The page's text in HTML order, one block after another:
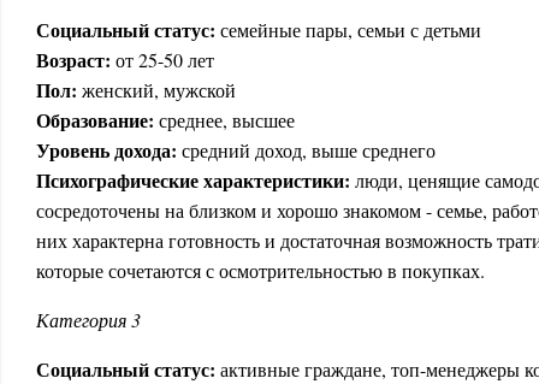
Социальный статус: семейные пары, семьи с детьми
Возраст: от 25-50 лет
Пол: женский, мужской
Образование: среднее, высшее
Уровень дохода: средний доход, выше среднего
Психографические характеристики: люди, ценящие
сосредоточены на близком и хорошо знакомом - семье,
них характерна готовность и достаточная возможность
которые сочетаются с осмотрительностью в покупках.
Категория 3
Социальный статус: активные граждане, топ-менеджеры